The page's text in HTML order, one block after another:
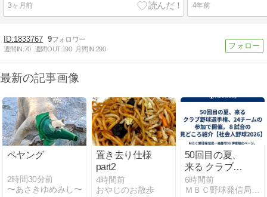
3ヶ月前 4年前
1833767 9
週間IN:70 週間OUT:190 月間IN:290
最新の記事画像
ペヤング
2時間30分前
〜あさきゆめみし〜
置き去り仕様
part2
4時間前
おやじのお散歩
50回目の夏、
来る クラブ野
球選手権、24
チームの参加
6時間前